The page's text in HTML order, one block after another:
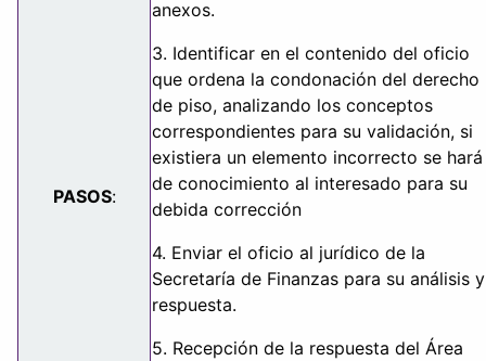
PASOS:
anexos.
3. Identificar en el contenido del oficio
que ordena la condonación del derecho
de piso, analizando los conceptos
correspondientes para su validación, si
existiera un elemento incorrecto se hará
de conocimiento al interesado para su
debida corrección
4. Enviar el oficio al jurídico de la
Secretaría de Finanzas para su análisis y
respuesta.
5. Recepción de la respuesta del Área